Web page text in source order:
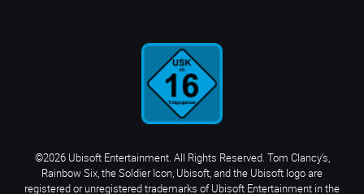
©2026 Ubisoft Entertainment. All Rights Reserved. Tom Clancy’s,
Rainbow Six, the Soldier Icon, Ubisoft, and the Ubisoft logo are
registered or unregistered trademarks of Ubisoft Entertainment in the